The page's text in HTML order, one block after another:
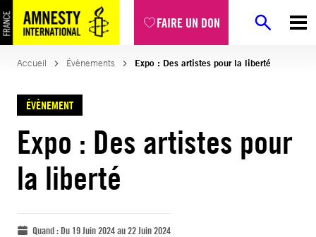
FAIRE UN DON
Accueil Évènements Expo : Des artistes pour la liberté
ÉVÈNEMENT
Expo : Des artistes pour
la liberté
Quand :Du 19 Juin 2024 au 22 Juin 2024